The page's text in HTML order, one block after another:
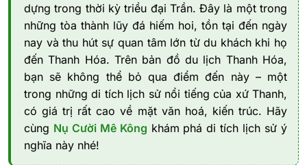
dựng trong thời kỳ triều đại Trần. Đây là một trong
những tòa thành lũy đá hiếm hoi, tồn tại đến ngày
nay và thu hút sự quan tâm lớn từ du khách khi họ
đến Thanh Hóa. Trên bản đồ du lịch Thanh Hóa,
bạn sẽ không thể bỏ qua điểm đến này – một
trong những di tích lịch sử nổi tiếng của xứ Thanh,
có giá trị rất cao về mặt văn hoá, kiến trúc. Hãy
cùng Nụ Cười Mê Kông khám phá di tích lịch sử ý
nghĩa này nhé!